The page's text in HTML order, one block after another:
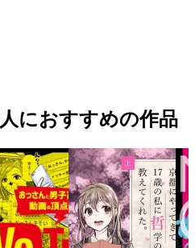
におすすめの作品